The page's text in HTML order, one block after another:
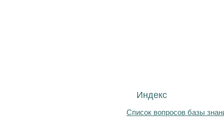
Индекс
Список вопросов базы